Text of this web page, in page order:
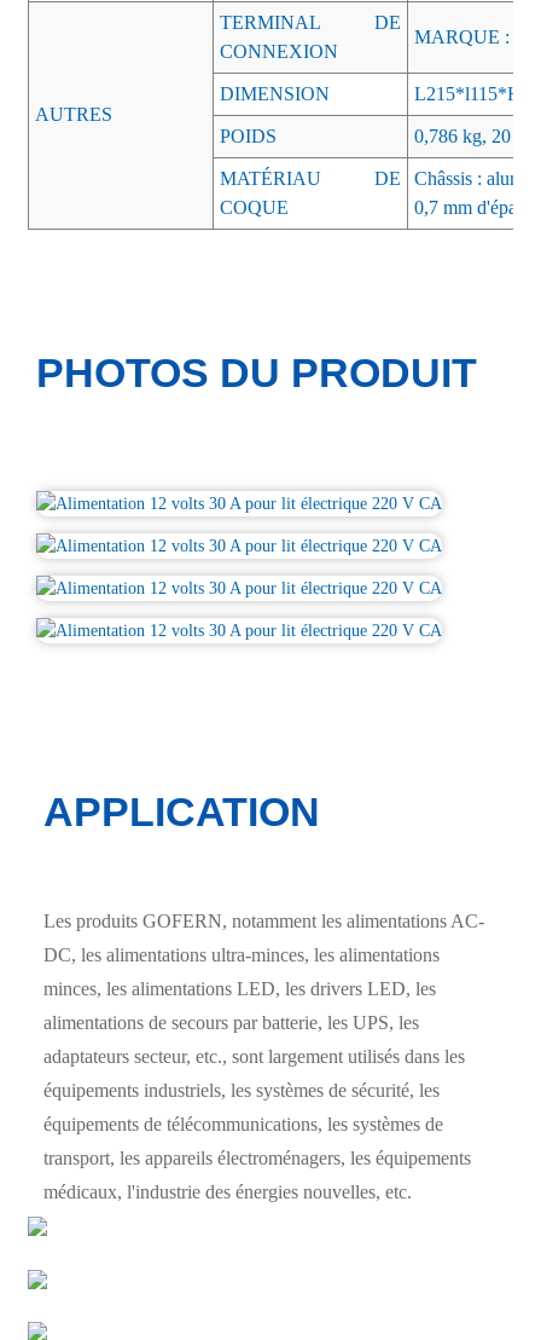
AUTRES
TERMINAL DE
CONNEXION
MARQUE :
DIMENSION
POIDS 0,786 kg, 20
MATÉRIAU DE
COQUE
Châssis :
0,7 mm
PHOTOS DU PRODUIT
APPLICATION
Les produits GOFERN, notamment les alimentations AC-
DC, les alimentations ultra-minces, les alimentations
minces, les alimentations LED, les drivers LED, les
alimentations de secours par batterie, les UPS, les
adaptateurs secteur, etc., sont largement utilisés dans les
équipements industriels, les systèmes de sécurité, les
équipements de télécommunications, les systèmes de
transport, les appareils électroménagers, les équipements
médicaux, l'industrie des énergies nouvelles, etc.